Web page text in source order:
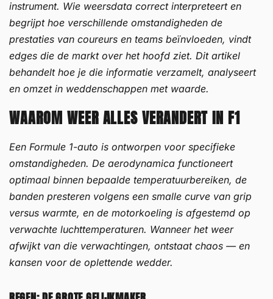
instrument. Wie weersdata correct interpreteert en
begrijpt hoe verschillende omstandigheden de
prestaties van coureurs en teams beïnvloeden, vindt
edges die de markt over het hoofd ziet. Dit artikel
behandelt hoe je die informatie verzamelt, analyseert
en omzet in weddenschappen met waarde.
WAAROM WEER ALLES VERANDERT IN F1
Een Formule 1-auto is ontworpen voor specifieke
omstandigheden. De aerodynamica functioneert
optimaal binnen bepaalde temperatuurbereiken, de
banden presteren volgens een smalle curve van grip
versus warmte, en de motorkoeling is afgestemd op
verwachte luchttemperaturen. Wanneer het weer
afwijkt van die verwachtingen, ontstaat chaos — en
kansen voor de oplettende wedder.